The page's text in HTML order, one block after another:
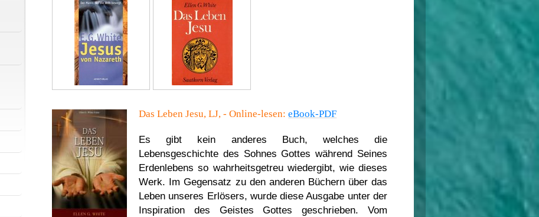
Das Leben Jesu, LJ, - Online-lesen:eBook-PDF
Es gibt kein anderes Buch, welches die
Lebensgeschichte des Sohnes Gottes während Seines
Erdenlebens so wahrheitsgetreu wiedergibt, wie dieses
Werk. Im Gegensatz zu den anderen Büchern über das
Leben unseres Erlösers, wurde diese Ausgabe unter der
Inspiration des Geistes Gottes geschrieben. Vom